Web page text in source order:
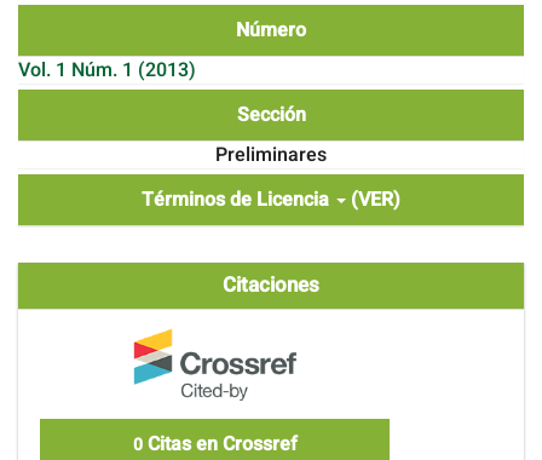
Número
Vol. 1 Núm. 1 (2013)
Sección
Preliminares
Términos de Licencia
(VER)
Citaciones
0Citas en Crossref